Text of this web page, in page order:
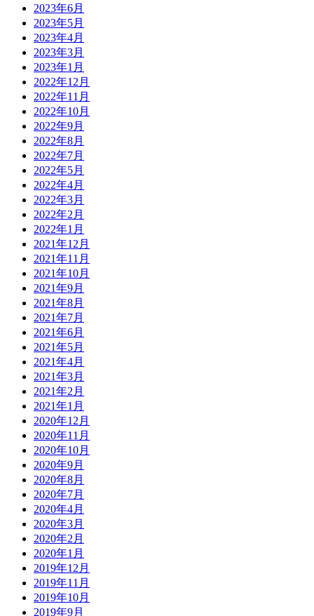
2023年6月
2023年5月
2023年4月
2023年3月
2023年1月
2022年12月
2022年11月
2022年10月
2022年9月
2022年8月
2022年7月
2022年5月
2022年4月
2022年3月
2022年2月
2022年1月
2021年12月
2021年11月
2021年10月
2021年9月
2021年8月
2021年7月
2021年6月
2021年5月
2021年4月
2021年3月
2021年2月
2021年1月
2020年12月
2020年11月
2020年10月
2020年9月
2020年8月
2020年7月
2020年4月
2020年3月
2020年2月
2020年1月
2019年12月
2019年11月
2019年10月
2019年9月